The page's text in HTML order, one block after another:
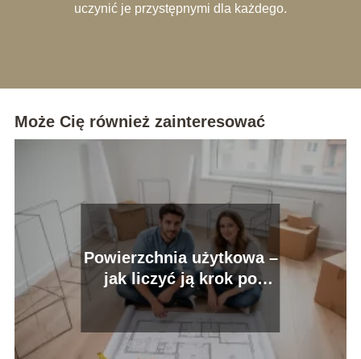
uczynić je przystępnymi dla każdego.
Może Cię również zainteresować
Powierzchnia użytkowa –
jak liczyć ją krok po
kroku?